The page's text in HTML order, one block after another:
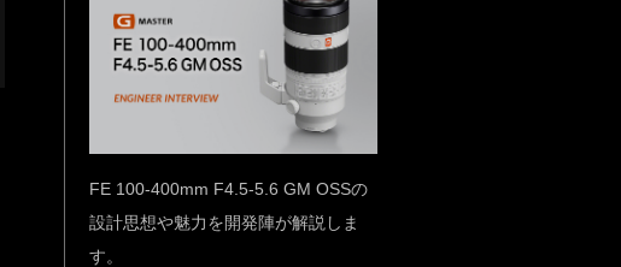
FE 100-400mm F4.5-5.6 GM OSSの
設計思想や魅力を開発陣が解説しま
す。